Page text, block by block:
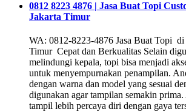
0812 8223 4876 | Jasa Buat Topi
Jakarta Timur
WA: 0812-8223-4876 Jasa Buat Topi di
Timur Cepat dan Berkualitas Selain
melindungi kepala, topi bisa menjadi
untuk menyempurnakan penampilan.
dengan warna dan model yang sesuai
digunakan agar tampilan semakin
tampil lebih percaya diri dengan gaya